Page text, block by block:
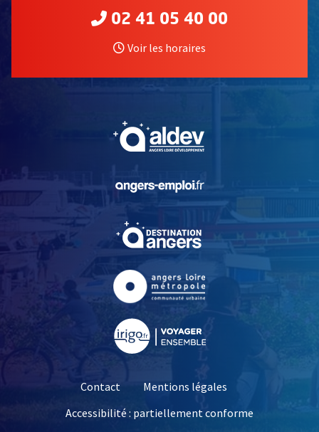
02 41 05 40 00
Voir les horaires
, Ouvre une nouvelle
, Ouvre une nouvelle
Contact
Mentions légales
Accessibilité : partiellement conforme